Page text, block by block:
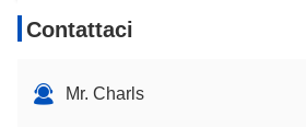
Contattaci
Mr. Charls